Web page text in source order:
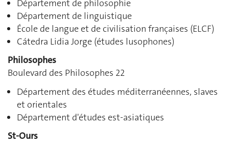
Département de philosophie
Département de linguistique
École de langue et de civilisation françaises (ELCF)
Cátedra Lidia Jorge (études lusophones)
Philosophes
Boulevard des Philosophes 22
Département des études méditerranéennes, slaves
et orientales
Département d'études est-asiatiques
St-Ours